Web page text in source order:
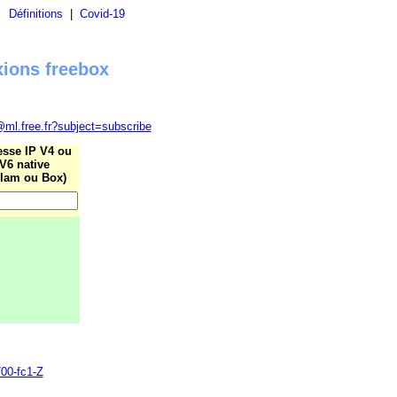
Définitions Covid-19
freebox
IP V4 ou
V6 native
ou Box)
fc1-Z